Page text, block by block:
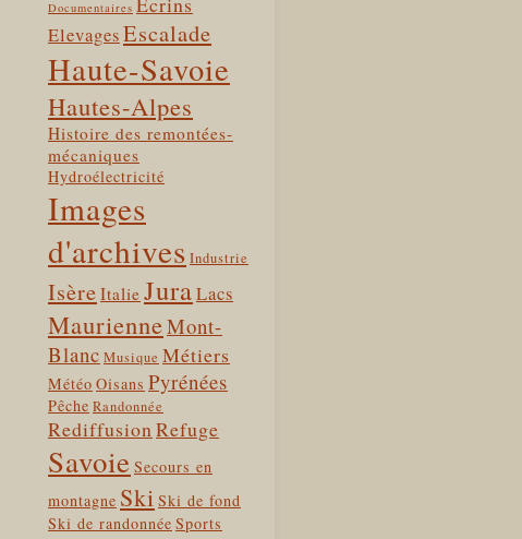
Documentaires
ElevagesEscalade
Haute-Savoie
Hautes-Alpes
Histoire des remontées-
mécaniques
Hydroélectricité
Images
d'archives Industrie
Isère Italie JuraLacs
MaurienneMont-
Blanc Musique Métiers
Météo Oisans Pyrénées
Pêche Randonnée
RediffusionRefuge
Savoie Secours en
montagne Ski Ski de fond
Ski de randonnée Sports